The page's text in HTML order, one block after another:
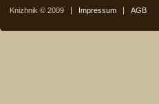
Knizhnik © 2009 Impressum AGB